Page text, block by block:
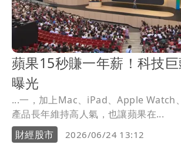
蘋果15秒賺一年薪！科技
曝光
...一，加上Mac、iPad、Apple Watch
產品長年維持高人氣，也讓蘋果在...
財經股市
2026/06/24 13:12